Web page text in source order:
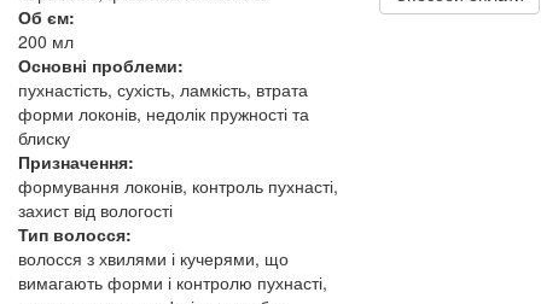
Об єм:
200 мл
Основні проблеми:
пухнастість, сухість, ламкість, втрата
форми локонів, недолік пружності та
блиску
Призначення:
формування локонів, контроль пухнасті,
захист від вологості
Тип волосся:
волосся з хвилями і кучерями, що
вимагають форми і контролю пухнасті,